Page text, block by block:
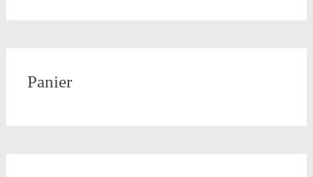
Panier